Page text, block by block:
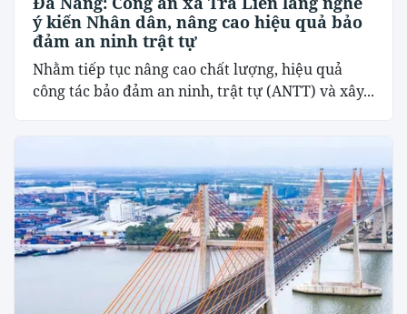
ý kiến Nhân dân, nâng cao hiệu quả bảo
đảm an ninh trật tự
Nhằm tiếp tục nâng cao chất lượng, hiệu quả
công tác bảo đảm an ninh, trật tự (ANTT) và xây...